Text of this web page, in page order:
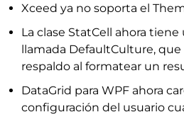
Xceed ya no soporta el
La clase StatCell ahora
llamada DefaultCulture,
respaldo al formatear un
DataGrid para WPF ahora
configuración del usuario